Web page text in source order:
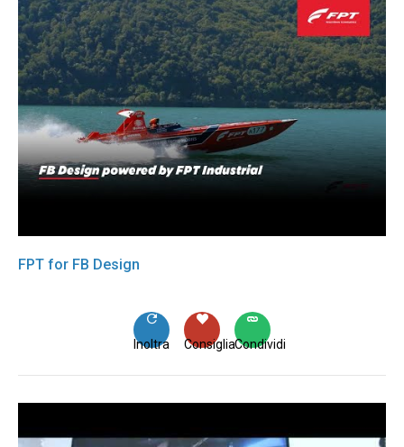
FPT for FB Design
Condividi
Consiglia
Inoltra